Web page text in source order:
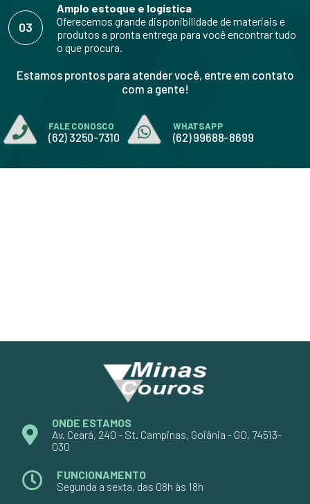
03
Amplo estoque e logística
Oferecemos grande disponibilidade de materiais e
produtos a pronta entrega para você encontrar tudo
o que procura.
Estamos prontos para atender você, entre em contato
com a gente!
FALE CONOSCO
(62) 3250-7310
WHATSAPP
(62) 99688-8699
ONDE ESTAMOS
Av. Ceará, 240 - St. Campinas, Goiânia - GO, 74513-
030
FUNCIONAMENTO
Segunda a sexta, das 08h às 18h